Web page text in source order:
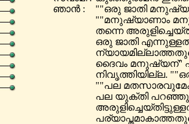
ഞാന്‍ :
""ഒരു ജാതി
""മനുഷ്യാണാം
തന്നെ
ഒരു ജാതി
ദൈവം മനുഷ്യന്''
നിവൃത്തിയില്ല.
""പല
പല യുക്തി പറഞ്ഞു